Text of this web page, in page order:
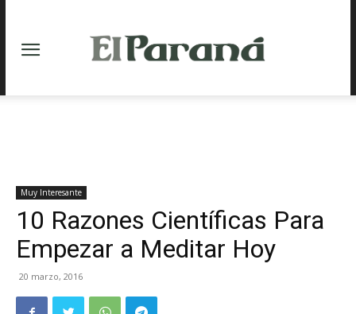
Muy Interesante
10 Razones Científicas Para
Empezar a Meditar Hoy
20 marzo, 2016